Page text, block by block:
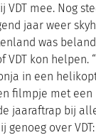
mee. Nog
jaar weer
was
kon helpen.
in een
filmpje met
jaaraftrap bij
over